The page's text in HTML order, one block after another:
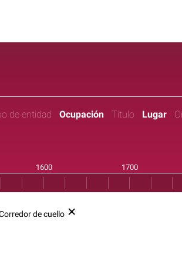
de entidad Ocupación Título Lugar
de cuello